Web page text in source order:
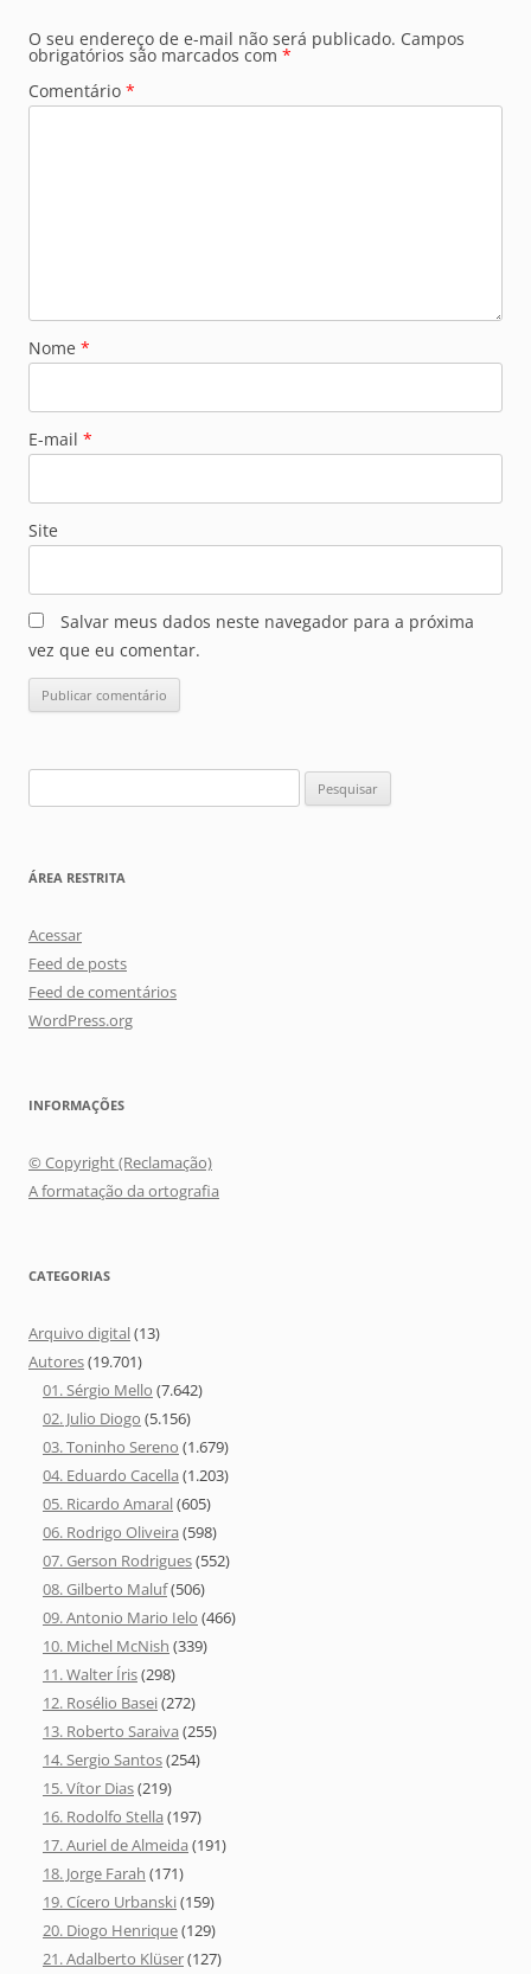
O seu endereço de e-mail não será publicado. Campos
obrigatórios são marcados com *
Comentário *
Nome *
E-mail *
Site
Salvar meus dados neste navegador para a próxima
vez que eu comentar.
por:
ÁREA RESTRITA
Acessar
Feed de posts
Feed de comentários
WordPress.org
INFORMAÇÕES
© Copyright (Reclamação)
A formatação da ortografia
CATEGORIAS
Arquivo digital(13)
Autores(19.701)
01. Sérgio Mello (7.642)
02. Julio Diogo (5.156)
03. Toninho Sereno (1.679)
04. Eduardo Cacella (1.203)
05. Ricardo Amaral(605)
06. Rodrigo Oliveira (598)
07. Gerson Rodrigues(552)
08. Gilberto Maluf(506)
09. Antonio Mario Ielo (466)
10. Michel McNish (339)
11. Walter Íris(298)
12. Rosélio Basei(272)
13. Roberto Saraiva (255)
14. Sergio Santos(254)
15. Vítor Dias(219)
16. Rodolfo Stella (197)
17. Auriel de Almeida (191)
18. Jorge Farah (171)
19. Cícero Urbanski(159)
20. Diogo Henrique(129)
21. Adalberto Klüser(127)